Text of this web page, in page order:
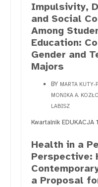
Impulsivity,
and Social
Among
Education:
Gender and
Majors
BY MARTA KUTY-
MONIKA A.
LABISZ
Kwartalnik EDUKACJA
Health in a
Perspective:
a Proposal